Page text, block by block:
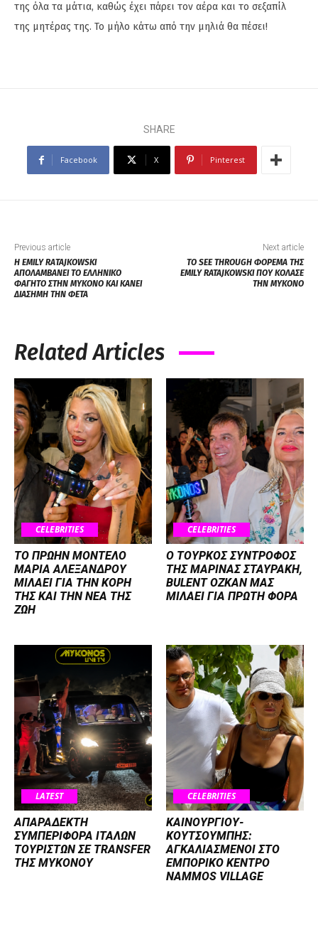
της όλα τα μάτια, καθώς έχει πάρει τον αέρα και το σεξαπίλ
της μητέρας της. Το μήλο κάτω από την μηλιά θα πέσει!
SHARE
Facebook X Pinterest
Previous article
H EMILY RAΤΑJKOWSKI
ΑΠΟΛΑΜΒΑΝΕΙ ΤΟ ΕΛΛΗΝΙΚΟ
ΦΑΓΗΤΟ ΣΤΗΝ ΜΥΚΟΝΟ ΚΑΙ ΚΑΝΕΙ
ΔΙΑΣΗΜΗ ΤΗΝ ΦΕΤΑ
Next article
ΤΟ SEE THROUGH ΦΟΡΕΜΑ ΤΗΣ
EMILY RATAJKOWSKI ΠΟΥ ΚΟΛΑΣΕ
ΤΗΝ ΜΥΚΟΝΟ
Related Articles
CELEBRITIES
ΤΟ ΠΡΩΗΝ ΜΟΝΤΕΛΟ
ΜΑΡΙΑ ΑΛΕΞΑΝΔΡΟΥ
ΜΙΛΑΕΙ ΓΙΑ ΤΗΝ ΚΟΡΗ
ΤΗΣ ΚΑΙ ΤΗΝ ΝΕΑ ΤΗΣ
ΖΩΗ
CELEBRITIES
Ο ΤΟΥΡΚΟΣ ΣΥΝΤΡΟΦΟΣ
ΤΗΣ ΜΑΡΙΝΑΣ ΣΤΑΥΡΑΚΗ,
BULENT OZKAN ΜΑΣ
ΜΙΛΑΕΙ ΓΙΑ ΠΡΩΤΗ ΦΟΡΑ
LATEST
ΑΠΑΡΑΔΕΚΤΗ
ΣΥΜΠΕΡΙΦΟΡΑ ΙΤΑΛΩΝ
ΤΟΥΡΙΣΤΩΝ ΣΕ TRANSFER
ΤΗΣ ΜΥΚΟΝΟΥ
CELEBRITIES
ΚΑΙΝΟΥΡΓΙΟΥ-
ΚΟΥΤΣΟΥΜΠΗΣ:
ΑΓΚΑΛΙΑΣΜΕΝΟΙ ΣΤΟ
ΕΜΠΟΡΙΚΟ ΚΕΝΤΡΟ
NAMMOS VILLAGE